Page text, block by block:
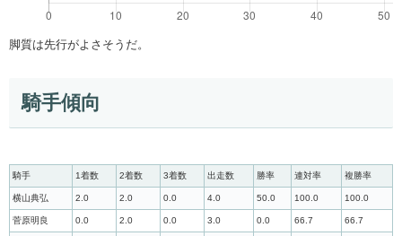
脚質は先行がよさそうだ。
騎手傾向
騎手 1着数 2着数 3着数 出走数 勝率 連対率 複勝率
横山典弘 2.0 2.0 0.0 4.0 50.0 100.0 100.0
菅原明良 0.0 2.0 0.0 3.0 0.0 66.7 66.7